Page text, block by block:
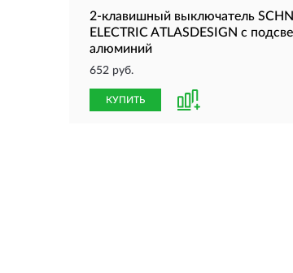
2-клавишный выключатель
ELECTRIC ATLASDESIGN с
алюминий
652 руб.
КУПИТЬ